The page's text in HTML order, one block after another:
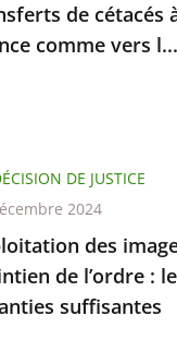
de cétacés
comme vers l...
des
de l’ordre :
suffisantes
DE JUSTICE
2024